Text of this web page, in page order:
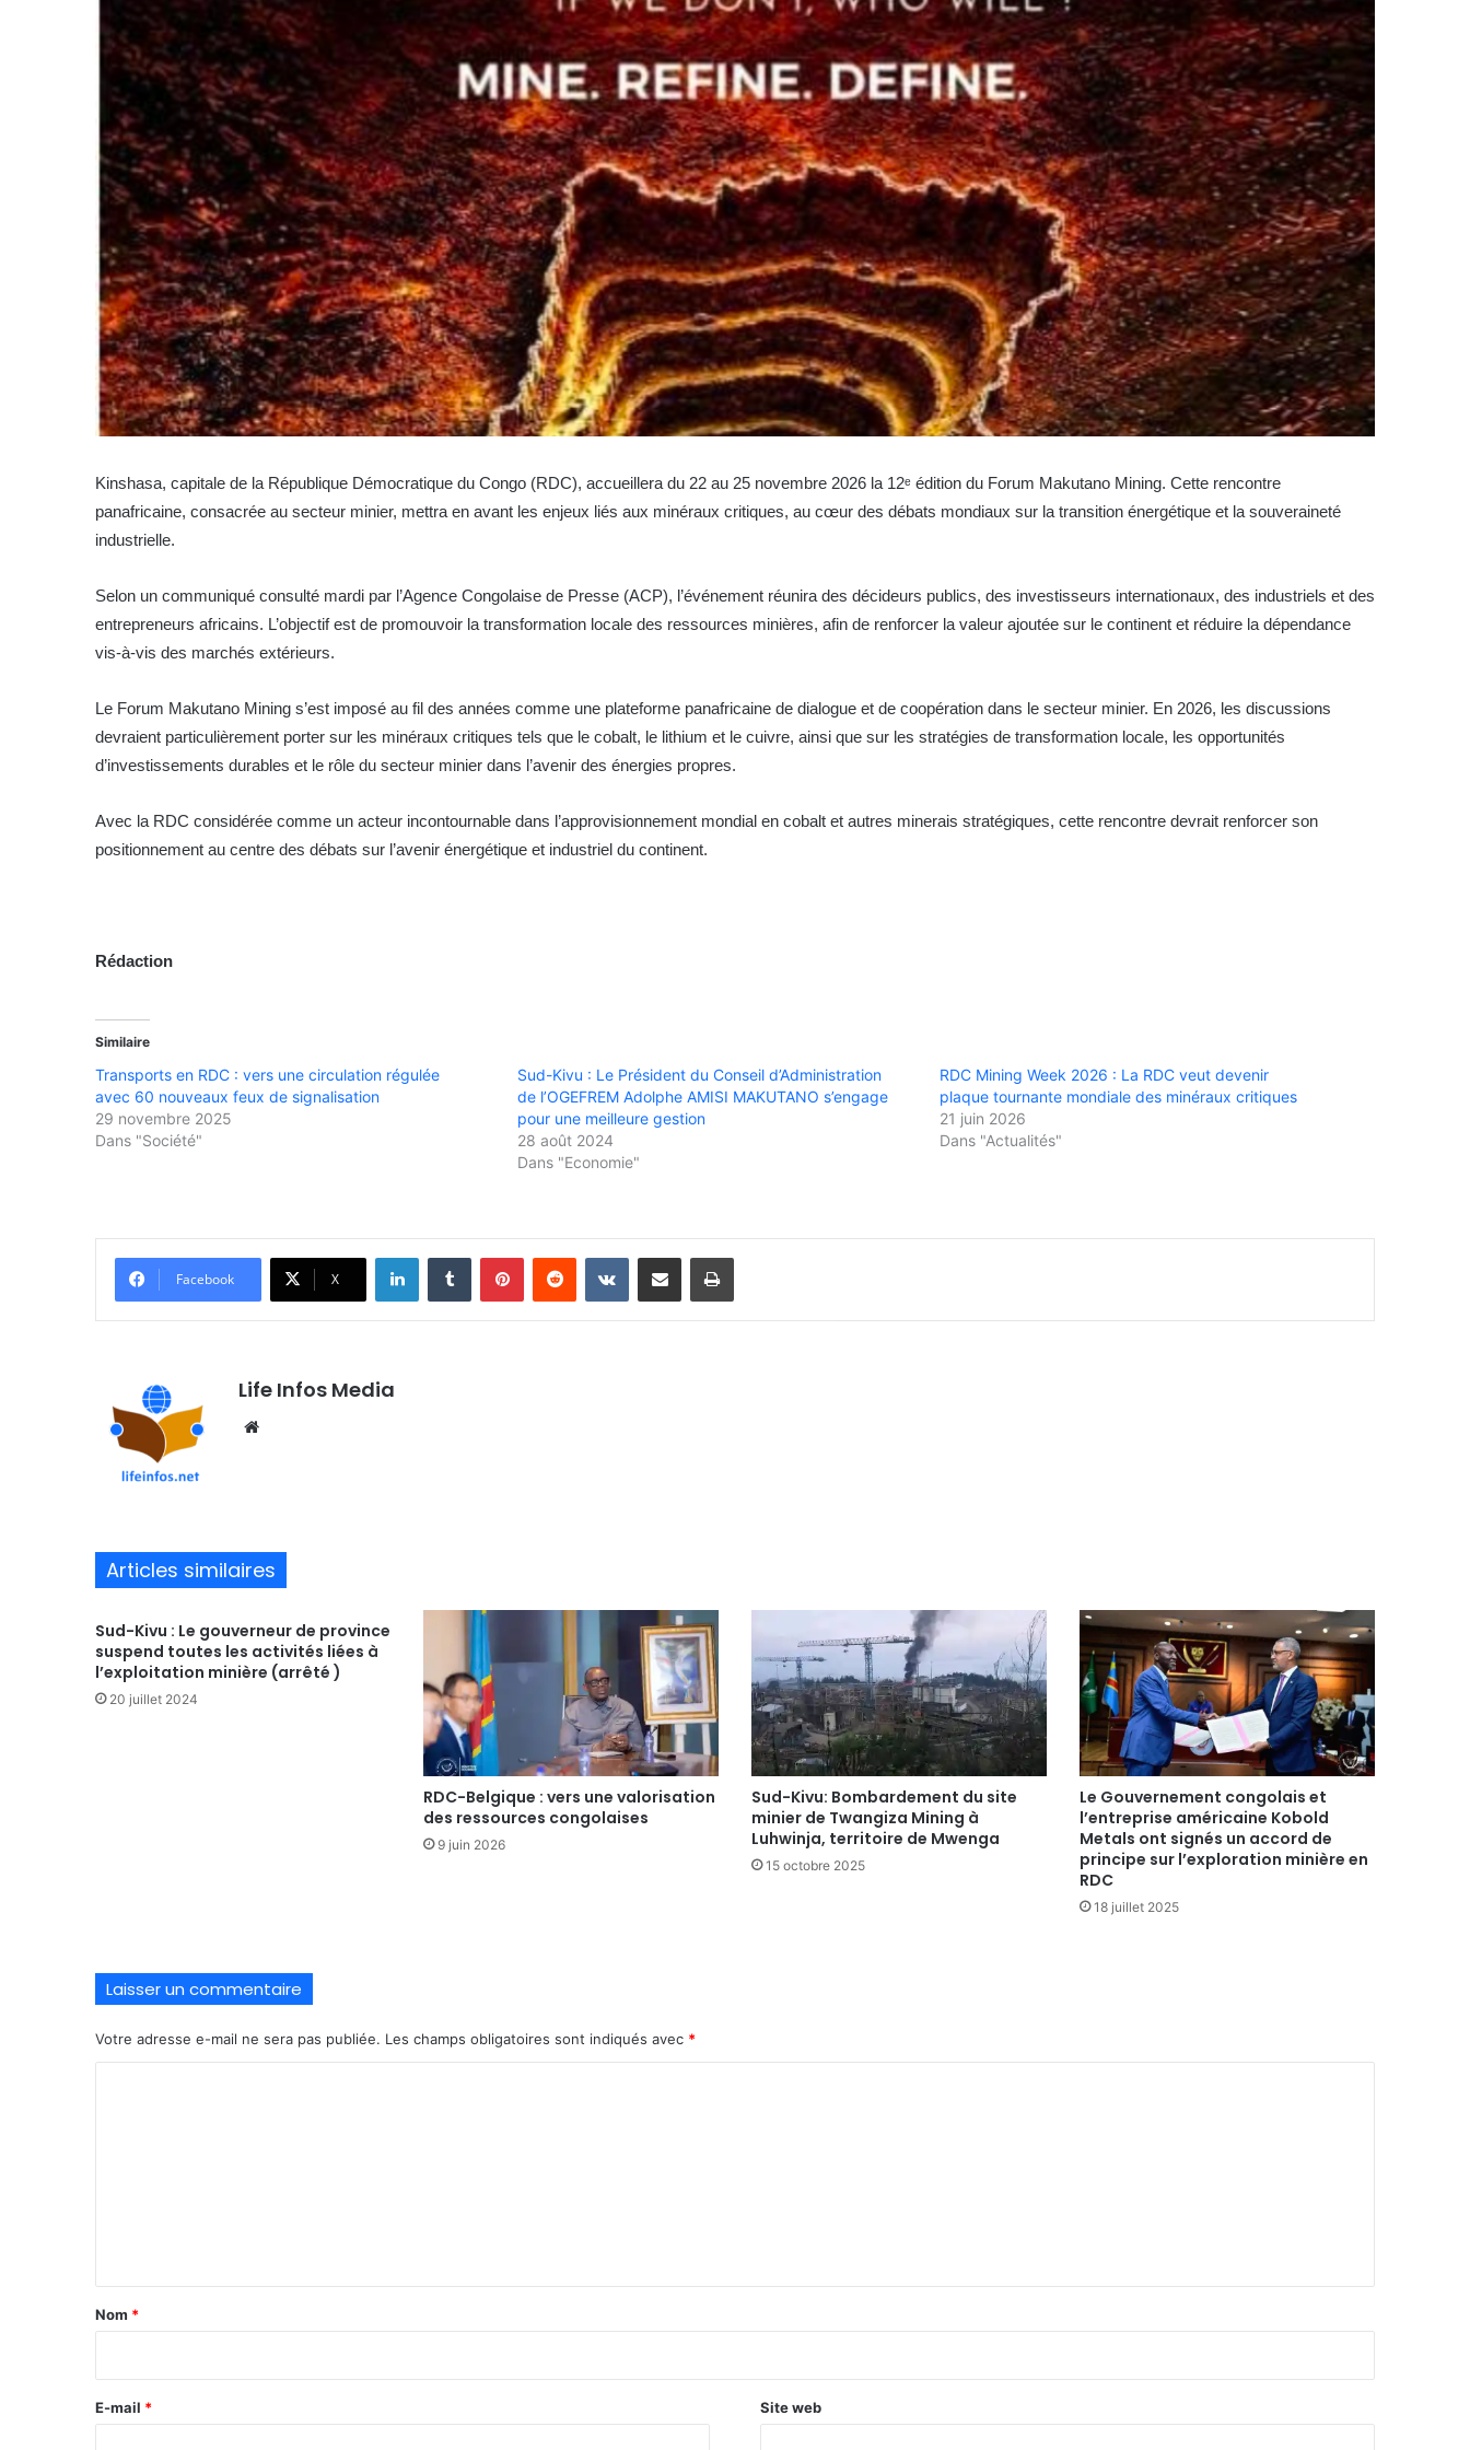
Kinshasa, capitale de la République Démocratique du Congo (RDC), accueillera du 22 au 25 novembre 2026 la 12ᵉ édition du Forum Makutano Mining. Cette rencontre
panafricaine, consacrée au secteur minier, mettra en avant les enjeux liés aux minéraux critiques, au cœur des débats mondiaux sur la transition énergétique et la souveraineté
industrielle.
Selon un communiqué consulté mardi par l’Agence Congolaise de Presse (ACP), l’événement réunira des décideurs publics, des investisseurs internationaux, des industriels et des
entrepreneurs africains. L’objectif est de promouvoir la transformation locale des ressources minières, afin de renforcer la valeur ajoutée sur le continent et réduire la dépendance
vis-à-vis des marchés extérieurs.
Le Forum Makutano Mining s’est imposé au fil des années comme une plateforme panafricaine de dialogue et de coopération dans le secteur minier. En 2026, les discussions
devraient particulièrement porter sur les minéraux critiques tels que le cobalt, le lithium et le cuivre, ainsi que sur les stratégies de transformation locale, les opportunités
d’investissements durables et le rôle du secteur minier dans l’avenir des énergies propres.
Avec la RDC considérée comme un acteur incontournable dans l’approvisionnement mondial en cobalt et autres minerais stratégiques, cette rencontre devrait renforcer son
positionnement au centre des débats sur l’avenir énergétique et industriel du continent.
Rédaction
Similaire
Transports en RDC : vers une circulation régulée
avec 60 nouveaux feux de signalisation
29 novembre 2025
Dans "Société"
Sud-Kivu : Le Président du Conseil d’Administration
de l’OGEFREM Adolphe AMISI MAKUTANO s’engage
pour une meilleure gestion
28 août 2024
Dans "Economie"
RDC Mining Week 2026 : La RDC veut devenir
plaque tournante mondiale des minéraux critiques
21 juin 2026
Dans "Actualités"
Facebook X
Life Infos Media
Articles similaires
Sud-Kivu : Le gouverneur de province
suspend toutes les activités liées à
l’exploitation minière (arrêté )
20 juillet 2024
RDC-Belgique : vers une valorisation
des ressources congolaises
9 juin 2026
Sud-Kivu: Bombardement du site
minier de Twangiza Mining à
Luhwinja, territoire de Mwenga
15 octobre 2025
Le Gouvernement congolais et
l’entreprise américaine Kobold
Metals ont signés un accord de
principe sur l’exploration minière en
RDC
18 juillet 2025
Laisser un commentaire
Votre adresse e-mail ne sera pas publiée. Les champs obligatoires sont indiqués avec *
a
e
Nom *
E-mail * Site web